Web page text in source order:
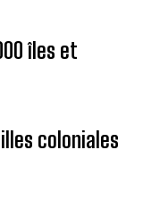
îles et
coloniales